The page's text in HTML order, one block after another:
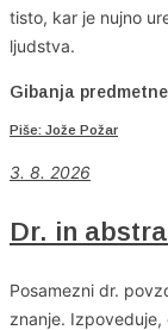
tisto, kar je nujno
ljudstva.
Gibanja
Piše: Jože Požar
3. 8. 2026
Dr. in
Posamezni dr.
znanje.